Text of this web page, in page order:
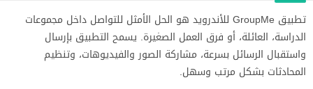
تطبيق GroupMe للأندرويد هو الحل الأمثل للتواصل داخل مجموعات
الدراسة، العائلة، أو فرق العمل الصغيرة. يسمح التطبيق بإرسال
واستقبال الرسائل بسرعة، مشاركة الصور والفيديوهات، وتنظيم
المحادثات بشكل مرتب وسهل.